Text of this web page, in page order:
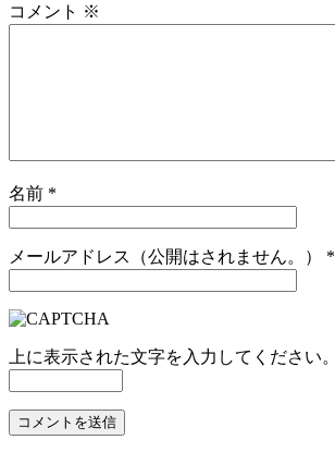
コメント ※
名前 *
メールアドレス（公開はされません。） *
上に表示された文字を入力してください。